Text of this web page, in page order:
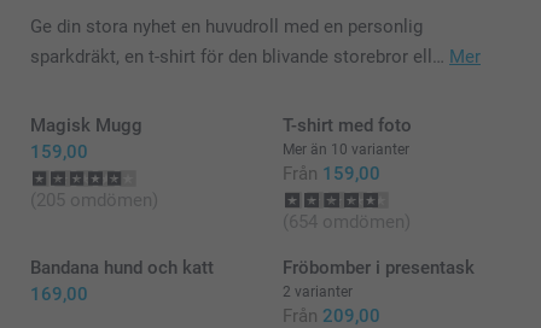
Ge din stora nyhet en huvudroll med en personlig
sparkdräkt, en t-shirt för den blivande storebror ell… Mer
Magisk Mugg
159,00
(205 omdömen)
T-shirt med foto
Mer än 10 varianter
Från 159,00
(654 omdömen)
Bandana hund och katt
169,00
Fröbomber i presentask
2 varianter
Från 209,00